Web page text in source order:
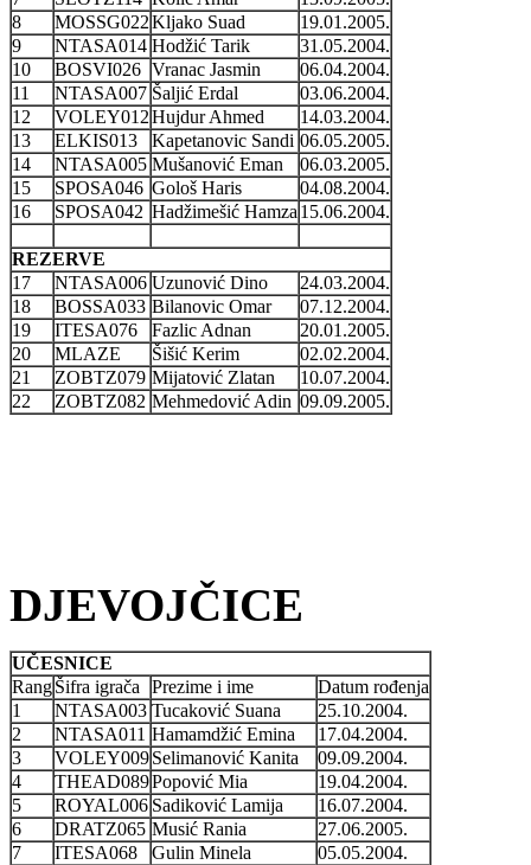
8
MOSSG022Kljako Suad
19.01.2005.
9
NTASA014 Hodžić Tarik
31.05.2004.
10
BOSVI026 Vranac Jasmin
06.04.2004.
11
NTASA007 Šaljić Erdal
03.06.2004.
12
VOLEY012Hujdur Ahmed
14.03.2004.
13
ELKIS013 Kapetanovic Sandi 06.05.2005.
14
NTASA005 Mušanović Eman
06.03.2005.
15
SPOSA046 Gološ Haris
04.08.2004.
16
SPOSA042 Hadžimešić Hamza 15.06.2004.
REZERVE
17
NTASA006 Uzunović Dino
24.03.2004.
18
BOSSA033 Bilanovic Omar
07.12.2004.
19
ITESA076 Fazlic Adnan
20.01.2005.
20
MLAZE Šišić Kerim
02.02.2004.
21
ZOBTZ079 Mijatović Zlatan
10.07.2004.
22
ZOBTZ082 Mehmedović Adin 09.09.2005.
DJEVOJČICE
UČESNICE
RangŠifra igrača Prezime i ime
Datum rođenja
1
NTASA003 Tucaković Suana
25.10.2004.
2
NTASA011 Hamamdžić Emina
17.04.2004.
3
VOLEY009Selimanović Kanita
09.09.2004.
4
THEAD089Popović Mia
19.04.2004.
5
ROYAL006 Sadiković Lamija
16.07.2004.
6
DRATZ065 Musić Rania
27.06.2005.
7
ITESA068 Gulin Minela
05.05.2004.